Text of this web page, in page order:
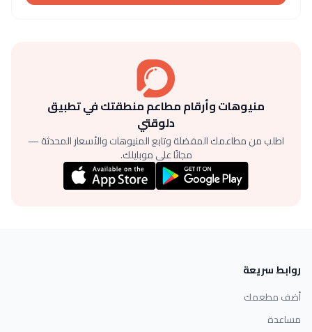
منيوهات وأرقام مطاعم منطقتك في تطبيق
دلوقتي
اطلب من مطاعمك المفضلة وتابع المنيوهات والأسعار المحدثة —
مجانًا على موبايلك.
روابط سريعة
أضف مطعمك
مساعدة